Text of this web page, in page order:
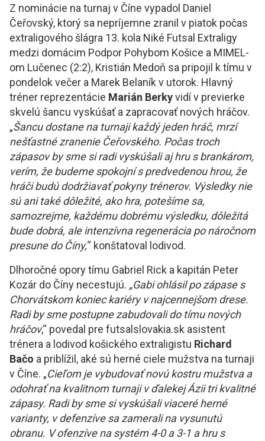
Z nominácie na turnaj v Číne vypadol Daniel
Čeřovský, ktorý sa nepríjemne zranil v piatok počas
extraligového šlágra 13. kola Niké Futsal Extraligy
medzi domácim Podpor Pohybom Košice a MIMEL-
om Lučenec (2:2), Kristián Medoň sa pripojil k tímu v
pondelok večer a Marek Belaník v utorok. Hlavný
tréner reprezentácie Marián Berkyvidí v previerke
skvelú šancu vyskúšať a zapracovať nových hráčov.
„Šancu dostane na turnaji každý jeden hráč, mrzí
nešťastné zranenie Čeřovského. Počas troch
zápasov by sme si radi vyskúšali aj hru s brankárom,
verím, že budeme spokojní s predvedenou hrou, že
hráči budú dodržiavať pokyny trénerov. Výsledky nie
sú ani také dôležité, ako hra, potešíme sa,
samozrejme, každému dobrému výsledku, dôležitá
bude dobrá, ale intenzívna regenerácia po náročnom
presune do Číny,“ konštatoval lodivod.
Dlhoročné opory tímu Gabriel Rick a kapitán Peter
Kozár do Číny necestujú. „Gabi ohlásil po zápase s
Chorvátskom koniec kariéry v najcennejšom drese.
Radi by sme postupne zabudovali do tímu nových
hráčov,“ povedal pre futsalslovakia.sk asistent
trénera a lodivod košického extraligistu Richard
Bačo a priblížil, aké sú herné ciele mužstva na turnaji
v Číne. „Cieľom je vybudovať novú kostru mužstva a
odohrať na kvalitnom turnaji v ďalekej Ázii tri kvalitné
zápasy. Radi by sme si vyskúšali viaceré herné
varianty, v defenzíve sa zamerali na vysunutú
obranu. V ofenzíve na systém 4-0 a 3-1 a hru s